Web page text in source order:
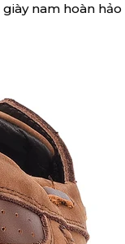
giày nam hoàn hảo